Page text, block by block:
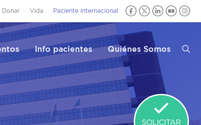
Donar Vida Paciente internacional
Info pacientes Quiénes Somos